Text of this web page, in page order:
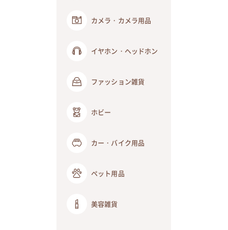
カメラ・カメラ用品
イヤホン・ヘッドホン
ファッション雑貨
ホビー
カー・バイク用品
ペット用品
美容雑貨